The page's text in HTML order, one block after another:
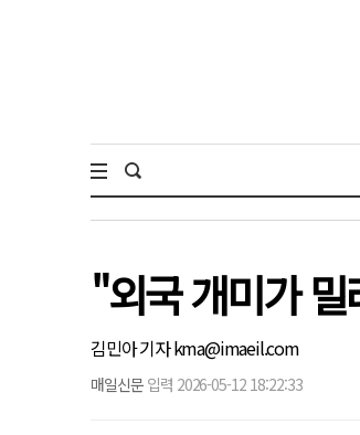
"외국 개미가
김민아 기자 kma@imaeil.com
매일신문 입력 2026-05-12 18:22:33